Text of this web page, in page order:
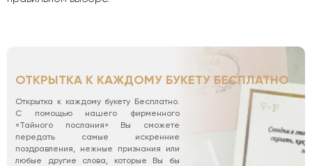
ОТКРЫТКА К КАЖДОМУ БУКЕТУ БЕСПЛАТНО
Открытка к каждому букету Бесплатно.
С помощью нашего фирменного
«Тайного послания» Вы сможете
передать самые искренние
поздравления, нежные признания или
любые другие слова, которые Вы бы